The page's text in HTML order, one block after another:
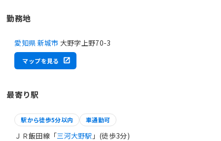
勤務地
愛知県 新城市 大野字上野70-3
マップを見る
最寄り駅
駅から徒歩5分以内 車通勤可
ＪＲ飯田線「三河大野駅 」(徒歩3分)